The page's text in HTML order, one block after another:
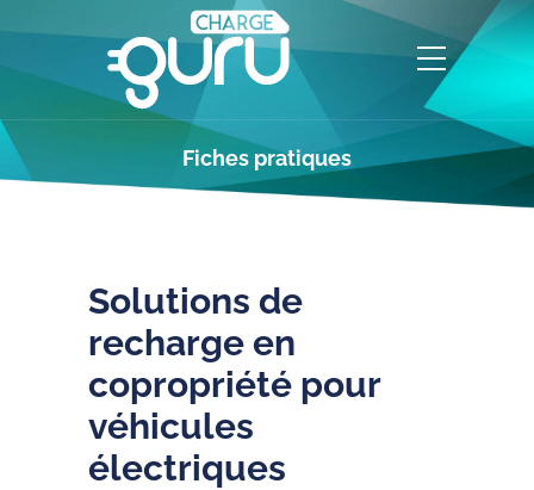
Fiches pratiques
Solutions de
recharge en
copropriété pour
véhicules
électriques